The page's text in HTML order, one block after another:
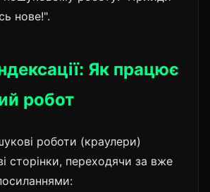
нове!".
Як працює
робот
роботи (краулери)
сторінки, переходячи за вже